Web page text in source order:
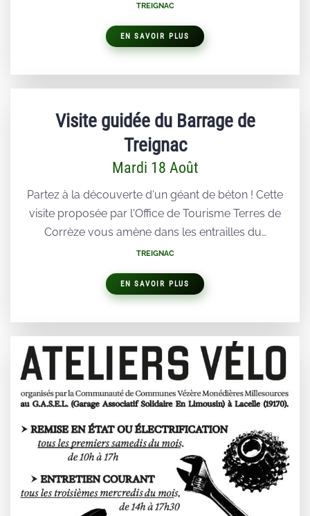
TREIGNAC
EN SAVOIR PLUS
Visite guidée du Barrage de
Treignac
Mardi 18 Août
Partez à la découverte d'un géant de béton ! Cette
visite proposée par l'Office de Tourisme Terres de
Corrèze vous amène dans les entrailles du…
TREIGNAC
EN SAVOIR PLUS